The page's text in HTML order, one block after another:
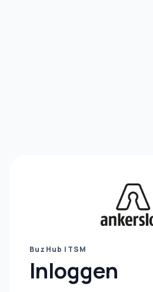
BuzHub ITSM
Inloggen